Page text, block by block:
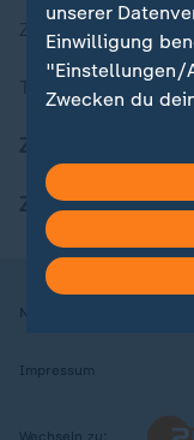
ZDFheute Stories
Themen im
ZDFheute Apps
Nutzungsbedingungen
Impressum
Wechseln zu:
unserer
Einwilligung
"Einstellungen/
Zwecken du
in deinen
Hier findest du
Weitere